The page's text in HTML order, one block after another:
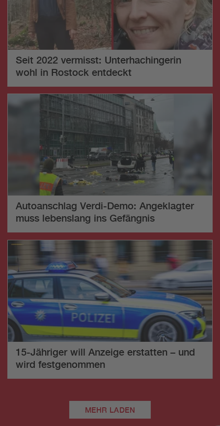
Seit 2022 vermisst: Unterhachingerin
wohl in Rostock entdeckt
Autoanschlag Verdi-Demo: Angeklagter
muss lebenslang ins Gefängnis
15-Jähriger will Anzeige erstatten – und
wird festgenommen
MEHR LADEN